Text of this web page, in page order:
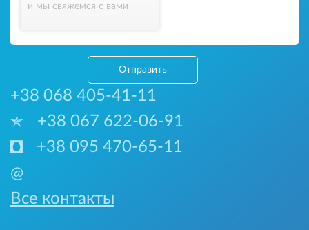
и мы свяжемся с вами
Отправить
+38 068 405-41-11
+38 067 622-06-91
+38 095 470-65-11
@
Все контакты